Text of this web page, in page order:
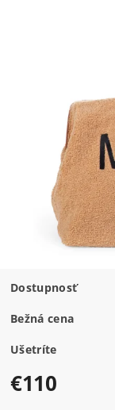
Dostupnosť
Bežná cena
Ušetríte
€110